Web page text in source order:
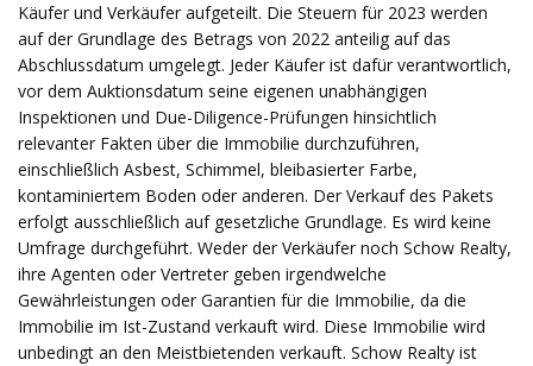
Käufer und Verkäufer aufgeteilt. Die Steuern für 2023 werden
auf der Grundlage des Betrags von 2022 anteilig auf das
Abschlussdatum umgelegt. Jeder Käufer ist dafür verantwortlich,
vor dem Auktionsdatum seine eigenen unabhängigen
Inspektionen und Due-Diligence-Prüfungen hinsichtlich
relevanter Fakten über die Immobilie durchzuführen,
einschließlich Asbest, Schimmel, bleibasierter Farbe,
kontaminiertem Boden oder anderen. Der Verkauf des Pakets
erfolgt ausschließlich auf gesetzliche Grundlage. Es wird keine
Umfrage durchgeführt. Weder der Verkäufer noch Schow Realty,
ihre Agenten oder Vertreter geben irgendwelche
Gewährleistungen oder Garantien für die Immobilie, da die
Immobilie im Ist-Zustand verkauft wird. Diese Immobilie wird
unbedingt an den Meistbietenden verkauft. Schow Realty ist